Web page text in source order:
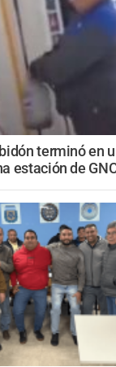
terminó en
estación de